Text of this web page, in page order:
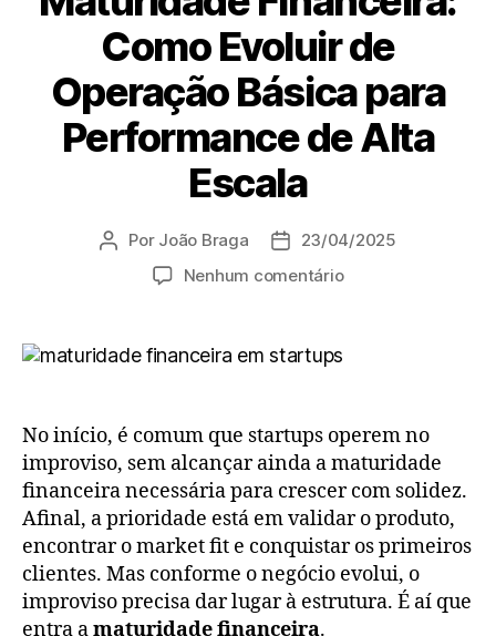
Como Evoluir de
Operação Básica para
Performance de Alta
Escala
Por João Braga
23/04/2025
Nenhum comentário
No início, é comum que startups operem no
improviso, sem alcançar ainda a maturidade
financeira necessária para crescer com solidez.
Afinal, a prioridade está em validar o produto,
encontrar o market fit e conquistar os primeiros
clientes. Mas conforme o negócio evolui, o
improviso precisa dar lugar à estrutura. É aí que
entra amaturidade financeira.